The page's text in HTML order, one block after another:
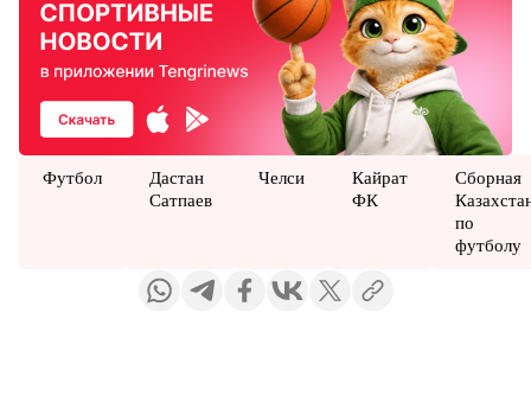
Футбол
Дастан
Сатпаев
Челси
Кайрат
ФК
Сборная
по
футболу